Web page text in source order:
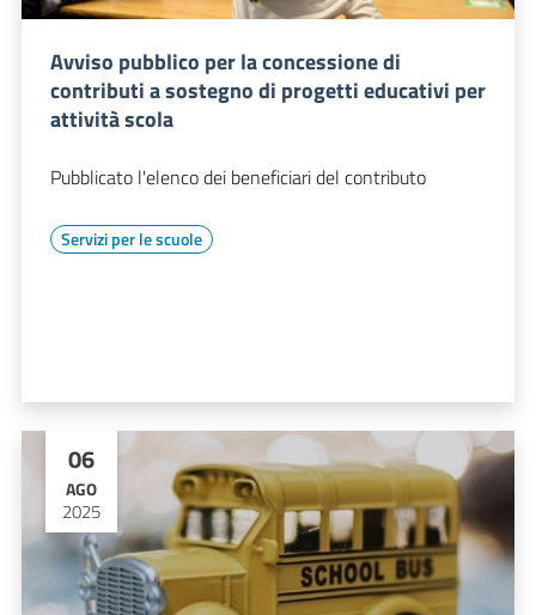
Avviso pubblico per la concessione di
contributi a sostegno di progetti educativi per
attività scola
Pubblicato l'elenco dei beneficiari del contributo
Servizi per le scuole
06
AGO
2025